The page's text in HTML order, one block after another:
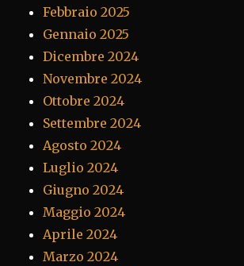
Febbraio 2025
Gennaio 2025
Dicembre 2024
Novembre 2024
Ottobre 2024
Settembre 2024
Agosto 2024
Luglio 2024
Giugno 2024
Maggio 2024
Aprile 2024
Marzo 2024